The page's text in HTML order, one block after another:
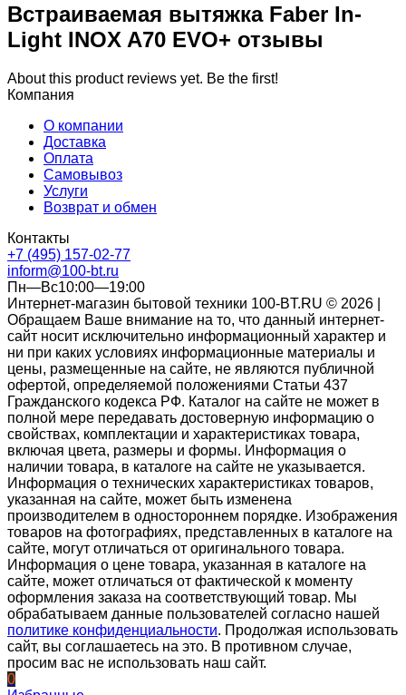
Встраиваемая вытяжка Faber In-
Light INOX A70 EVO+ отзывы
About this product reviews yet. Be the first!
Компания
О компании
Доставка
Оплата
Самовывоз
Услуги
Возврат и обмен
Контакты
+7 (495) 157-02-77
inform@100-bt.ru
Пн—Вс10:00—19:00
Интернет-магазин бытовой техники 100-BT.RU © 2026 |
Обращаем Ваше внимание на то, что данный интернет-
сайт носит исключительно информационный характер и
ни при каких условиях информационные материалы и
цены, размещенные на сайте, не являются публичной
офертой, определяемой положениями Статьи 437
Гражданского кодекса РФ. Каталог на сайте не может в
полной мере передавать достоверную информацию о
свойствах, комплектации и характеристиках товара,
включая цвета, размеры и формы. Информация о
наличии товара, в каталоге на сайте не указывается.
Информация о технических характеристиках товаров,
указанная на сайте, может быть изменена
производителем в одностороннем порядке. Изображения
товаров на фотографиях, представленных в каталоге на
сайте, могут отличаться от оригинального товара.
Информация о цене товара, указанная в каталоге на
сайте, может отличаться от фактической к моменту
оформления заказа на соответствующий товар. Мы
обрабатываем данные пользователей согласно нашей
политике конфиденциальности. Продолжая использовать
сайт, вы соглашаетесь на это. В противном случае,
просим вас не использовать наш сайт.
0